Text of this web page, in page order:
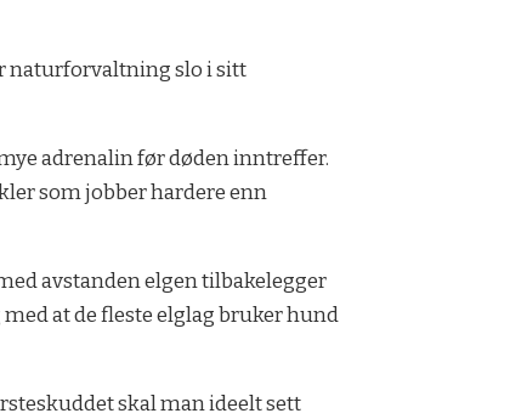
naturforvaltning slo i sitt
adrenalin før døden inntreffer.
som jobber hardere enn
avstanden elgen tilbakelegger
at de fleste elglag bruker hund
skal man ideelt sett